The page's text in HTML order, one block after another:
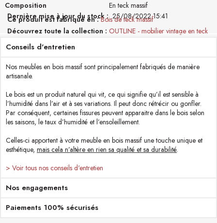
Composition
En teck massif
Dernière mise à jour du stock : 25/08/2022 15:41
Ce produit est fabriqué en Bois de teck massif
Découvrez toute la collection
OUTLINE - mobilier vintage en teck
Conseils d'entretien
Nos meubles en bois massif sont principalement fabriqués de manière
artisanale.
Le bois est un produit naturel qui vit, ce qui signifie qu’il est sensible à
l’humidité dans l’air et à ses variations. Il peut donc rétrécir ou gonfler.
Par conséquent, certaines fissures peuvent apparaitre dans le bois selon
les saisons, le taux d’humidité et l’ensoleillement.
Celles-ci apportent à votre meuble en bois massif une touche unique et
esthétique, mais cela n’altère en rien sa qualité et sa durabilité.
> Voir tous nos conseils d'entretien
Nos engagements
Paiements 100% sécurisés